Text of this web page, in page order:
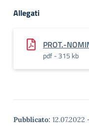
Allegati
PROT.-
pdf - 315 kb
Pubblicato: 12.07.2022